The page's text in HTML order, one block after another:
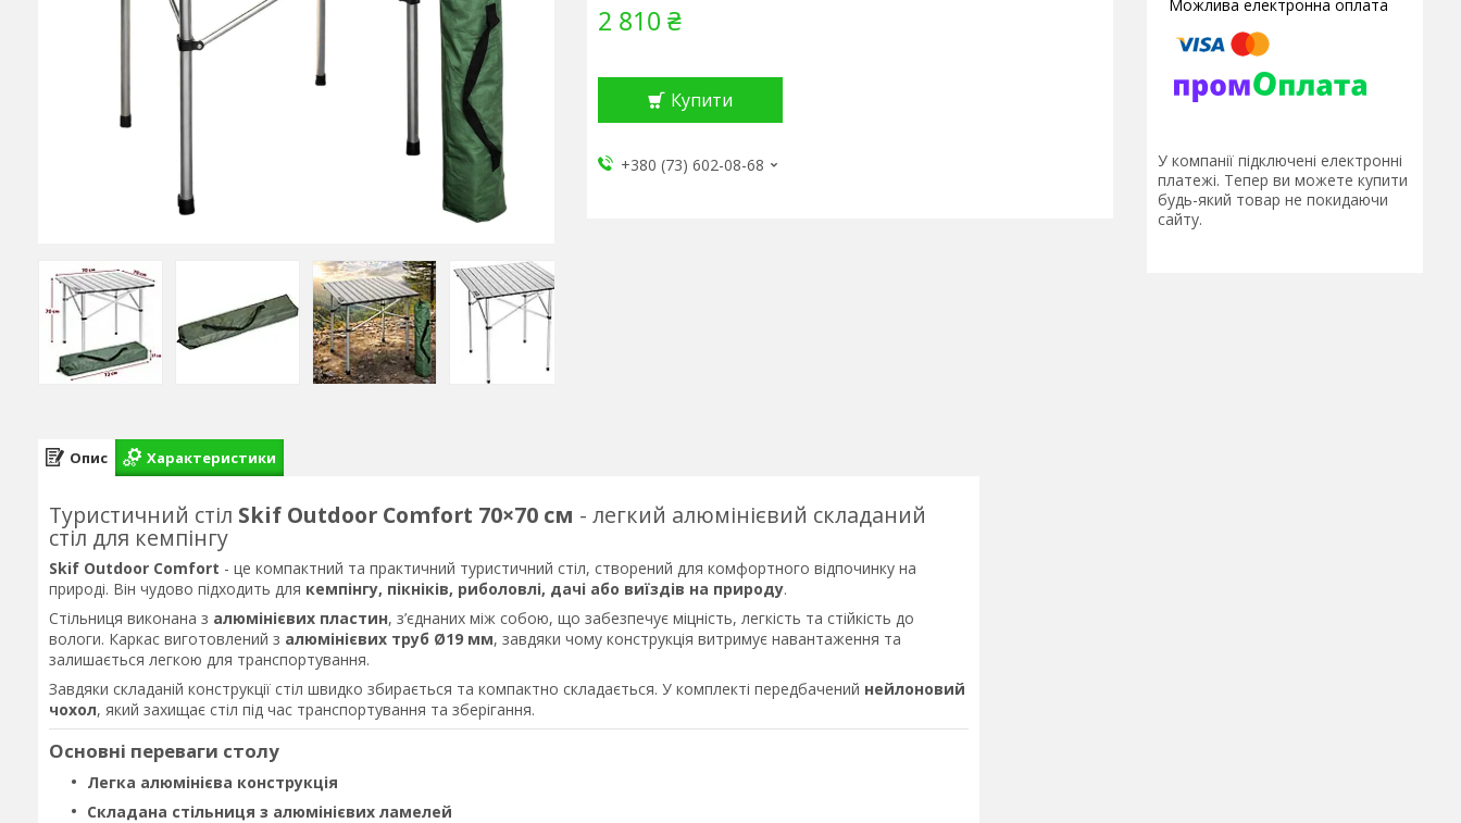
2 810 ₴
Купити
+380 (73) 602-08-68
У компанії підключені електронні
платежі. Тепер ви можете купити
будь-який товар не покидаючи
сайту.
Опис Характеристики
Туристичний стіл Skif Outdoor Comfort 70×70 см - легкий алюмінієвий складаний
стіл для кемпінгу
Skif Outdoor Comfort - це компактний та практичний туристичний стіл, створений для комфортного відпочинку на
природі. Він чудово підходить для кемпінгу, пікніків, риболовлі, дачі або виїздів на природу.
Стільниця виконана з алюмінієвих пластин, з’єднаних між собою, що забезпечує міцність, легкість та стійкість до
вологи. Каркас виготовлений з алюмінієвих труб Ø19 мм, завдяки чому конструкція витримує навантаження та
залишається легкою для транспортування.
Завдяки складаній конструкції стіл швидко збирається та компактно складається. У комплекті передбачений нейлоновий
чохол, який захищає стіл під час транспортування та зберігання.
Основні переваги столу
Легка алюмінієва конструкція
Складана стільниця з алюмінієвих ламелей